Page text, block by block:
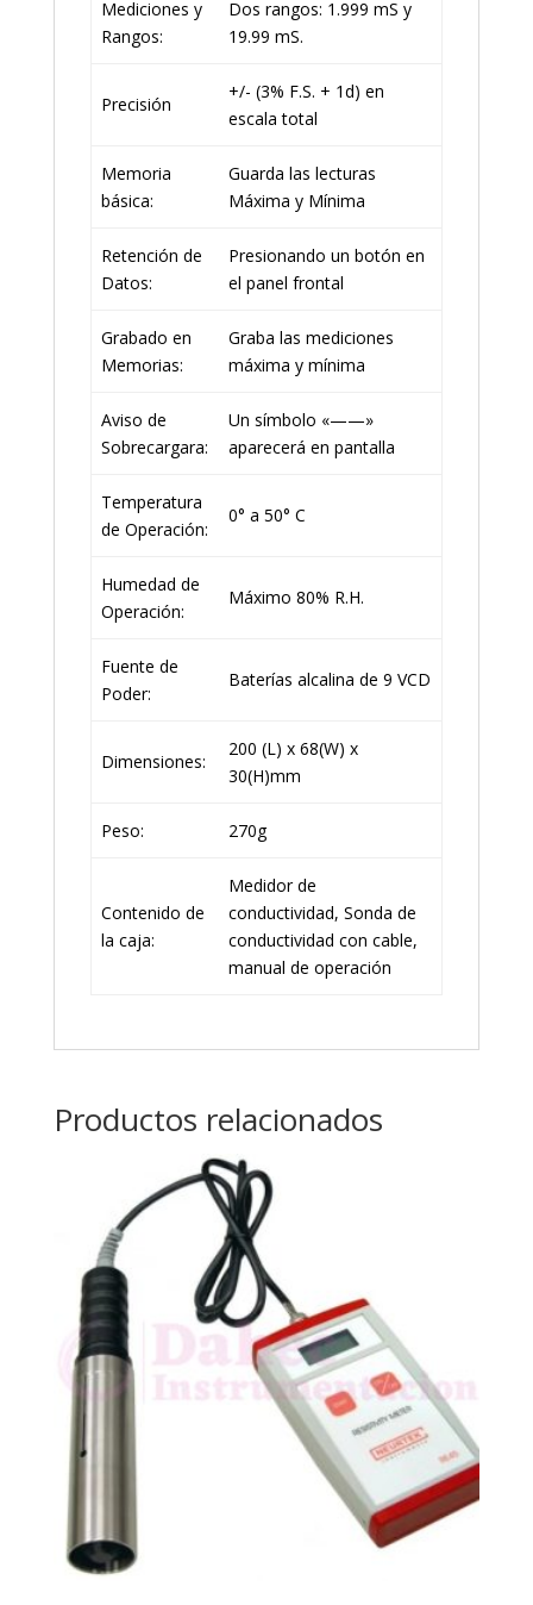
Mediciones y
Rangos:
Dos rangos: 1.999 mS y
19.99 mS.
Precisión
+/- (3% F.S. + 1d) en
escala total
Memoria
básica:
Guarda las lecturas
Máxima y Mínima
Retención de
Datos:
Presionando un botón en
el panel frontal
Grabado en
Memorias:
Graba las mediciones
máxima y mínima
Aviso de
Sobrecargara:
Un símbolo «——»
aparecerá en pantalla
Temperatura
de Operación:
0° a 50° C
Humedad de
Operación:
Máximo 80% R.H.
Fuente de
Poder:
Baterías alcalina de 9 VCD
Dimensiones:
200 (L) x 68(W) x
30(H)mm
Peso: 270g
Contenido de
la caja:
Medidor de
conductividad, Sonda de
conductividad con cable,
manual de operación
Productos relacionados